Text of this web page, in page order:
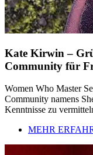
Kate Kirwin –
Community für
Women Who Master
Community namens
Kenntnisse zu
MEHR